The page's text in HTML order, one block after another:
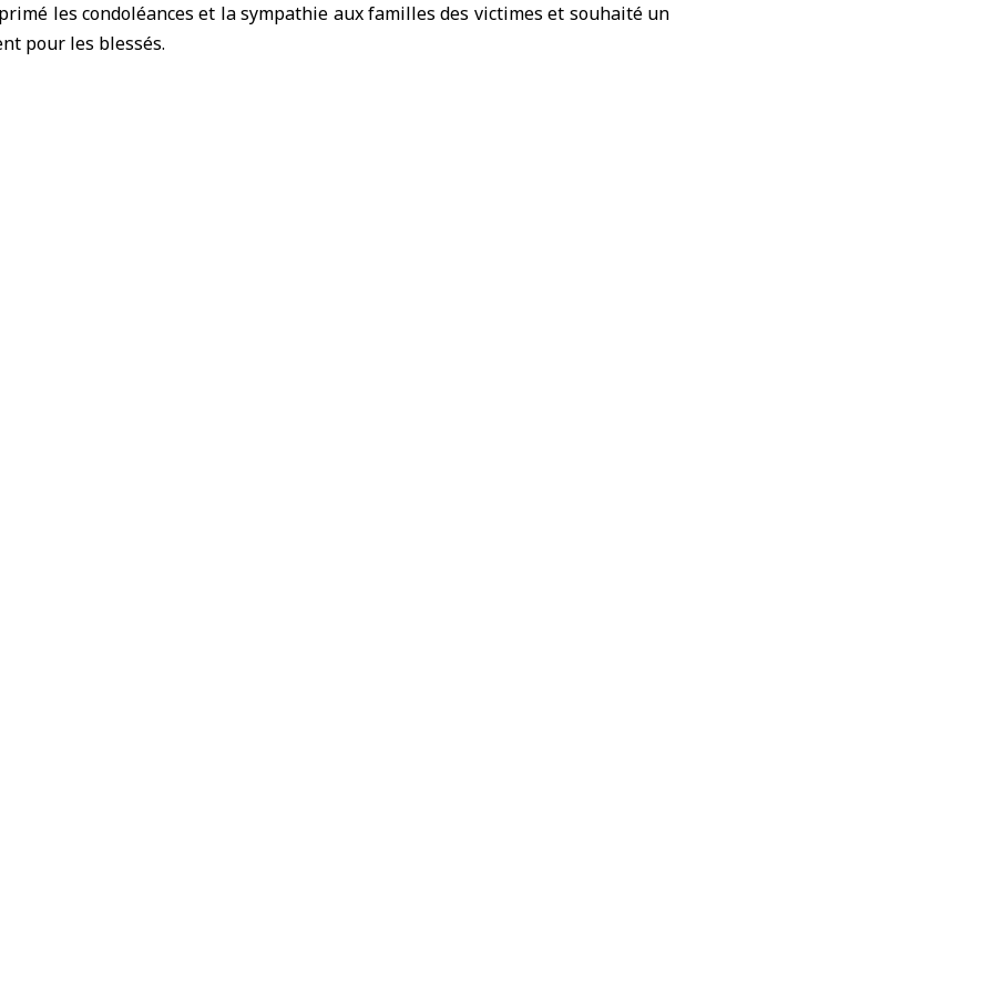
les condoléances et la sympathie aux familles des victimes et souhaité un
pour les blessés.